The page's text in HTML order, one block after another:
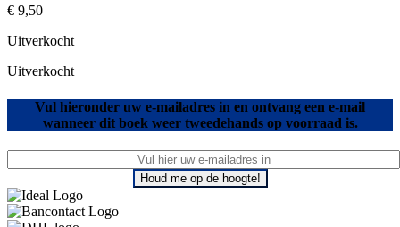
€ 9,50
Uitverkocht
Uitverkocht
Vul hieronder uw e-mailadres in en ontvang een e-mail
wanneer dit boek weer tweedehands op voorraad is.
Houd me op de hoogte!